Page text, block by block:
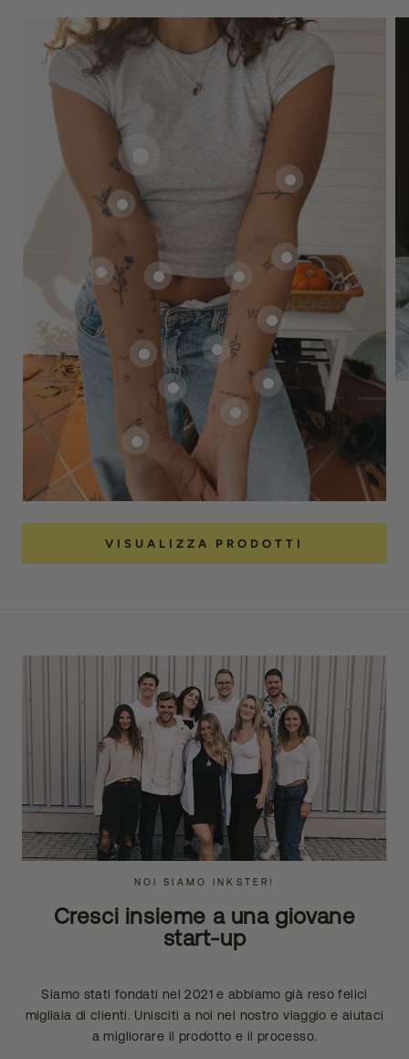
VISUALIZZA PRODOTTI
NOI SIAMO INKSTER!
Cresci insieme a una giovane
start-up
Siamo stati fondati nel 2021 e abbiamo già reso felici
migliaia di clienti. Unisciti a noi nel nostro viaggio e aiutaci
a migliorare il prodotto e il processo.